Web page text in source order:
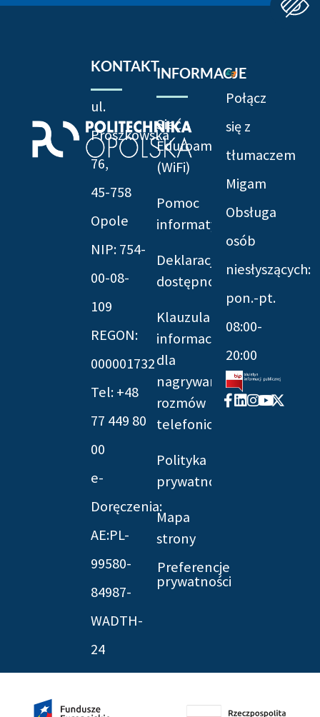
KONTAKT
ul.
Prószkowska
76,
45-758
Opole
NIP: 754-
00-08-
109
REGON:
000001732
Tel: +48
77 449 80
00
e-
Doręczenia:
AE:PL-
99580-
84987-
WADTH-
24
INFORMACJE
Sieć
Eduroam
(WiFi)
Pomoc
informatyczna
Deklaracja
dostępności
Klauzula
informacyjna
dla
nagrywania
rozmów
telefonicznych
Polityka
prywatności
Mapa
strony
Preferencje
prywatności
Połącz
się z
tłumaczem
Migam
Obsługa
osób
niesłyszących:
pon.-pt.
08:00-
20:00
Facebook-
f
Linkedin
Instagram
Youtube
X-
twitter